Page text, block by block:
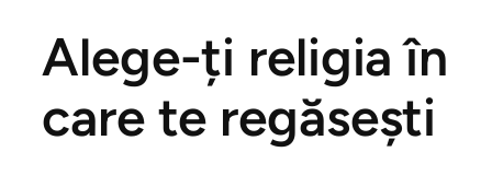
Alege-ți religia în
care te regăsești